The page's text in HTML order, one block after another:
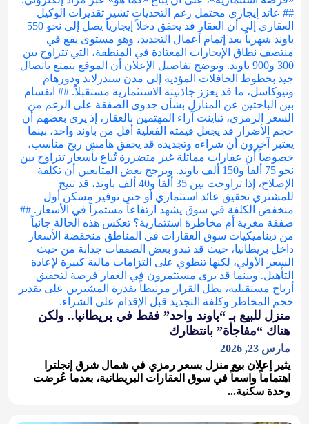
منزل للبيع بـ “باوند واحد” فقط في بريطانيا.. ولكن
هناك “مفاجأة” بانتظارك
مارس 23, 2026
يثير إعلان بيع منزل بسعر رمزي في شمال شرق إنجلترا
اهتماماً واسعاً في سوق العقارات البريطانية، بعدما عُرضت
وحدة سكنية...